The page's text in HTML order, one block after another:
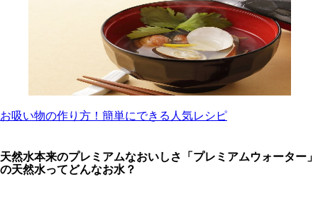
お吸い物の作り方！簡単にできる人気レシピ
天然水本来のプレミアムなおいしさ「プレミアムウォーター」
の天然水ってどんなお水？